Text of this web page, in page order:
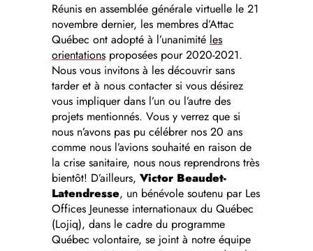
Réunis en assemblée générale virtuelle le 21
novembre dernier, les membres d’Attac
Québec ont adopté à l’unanimité les
orientations proposées pour 2020-2021.
Nous vous invitons à les découvrir sans
tarder et à nous contacter si vous désirez
vous impliquer dans l’un ou l’autre des
projets mentionnés. Vous y verrez que si
nous n’avons pas pu célébrer nos 20 ans
comme nous l’avions souhaité en raison de
la crise sanitaire, nous nous reprendrons très
bientôt! D’ailleurs, Victor Beaudet-
Latendresse, un bénévole soutenu par Les
Offices Jeunesse internationaux du Québec
(Lojiq), dans le cadre du programme
Québec volontaire, se joint à notre équipe